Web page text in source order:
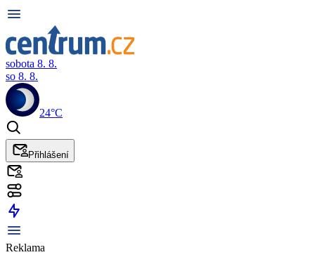
sobota 8. 8.
so 8. 8.
24°C
Přihlášení
Reklama